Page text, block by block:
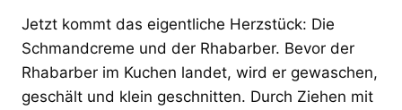
Jetzt kommt das eigentliche Herzstück: Die
Schmandcreme und der Rhabarber. Bevor der
Rhabarber im Kuchen landet, wird er gewaschen,
geschält und klein geschnitten. Durch Ziehen mit